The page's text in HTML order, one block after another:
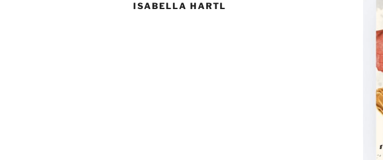
ISABELLA HARTL